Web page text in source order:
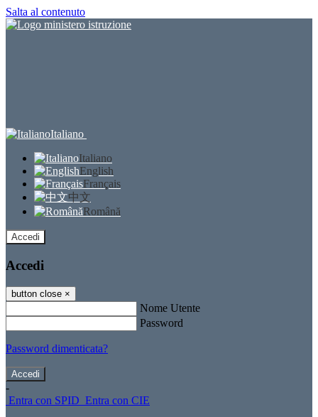
Salta al contenuto
Italiano
Italiano
English
Français
中文
Română
Accedi
Accedi
button close ×
Nome Utente
Password
Password dimenticata?
-
Entra con SPID Entra con CIE